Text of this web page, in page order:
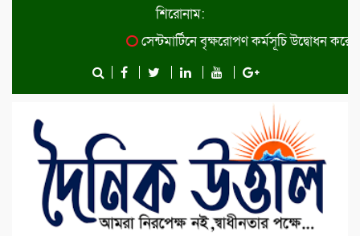
শিরোনাম:
সেন্টমার্টিনে বৃক্ষরোপণ কর্মসূচি উদ্বোধন করেছেন